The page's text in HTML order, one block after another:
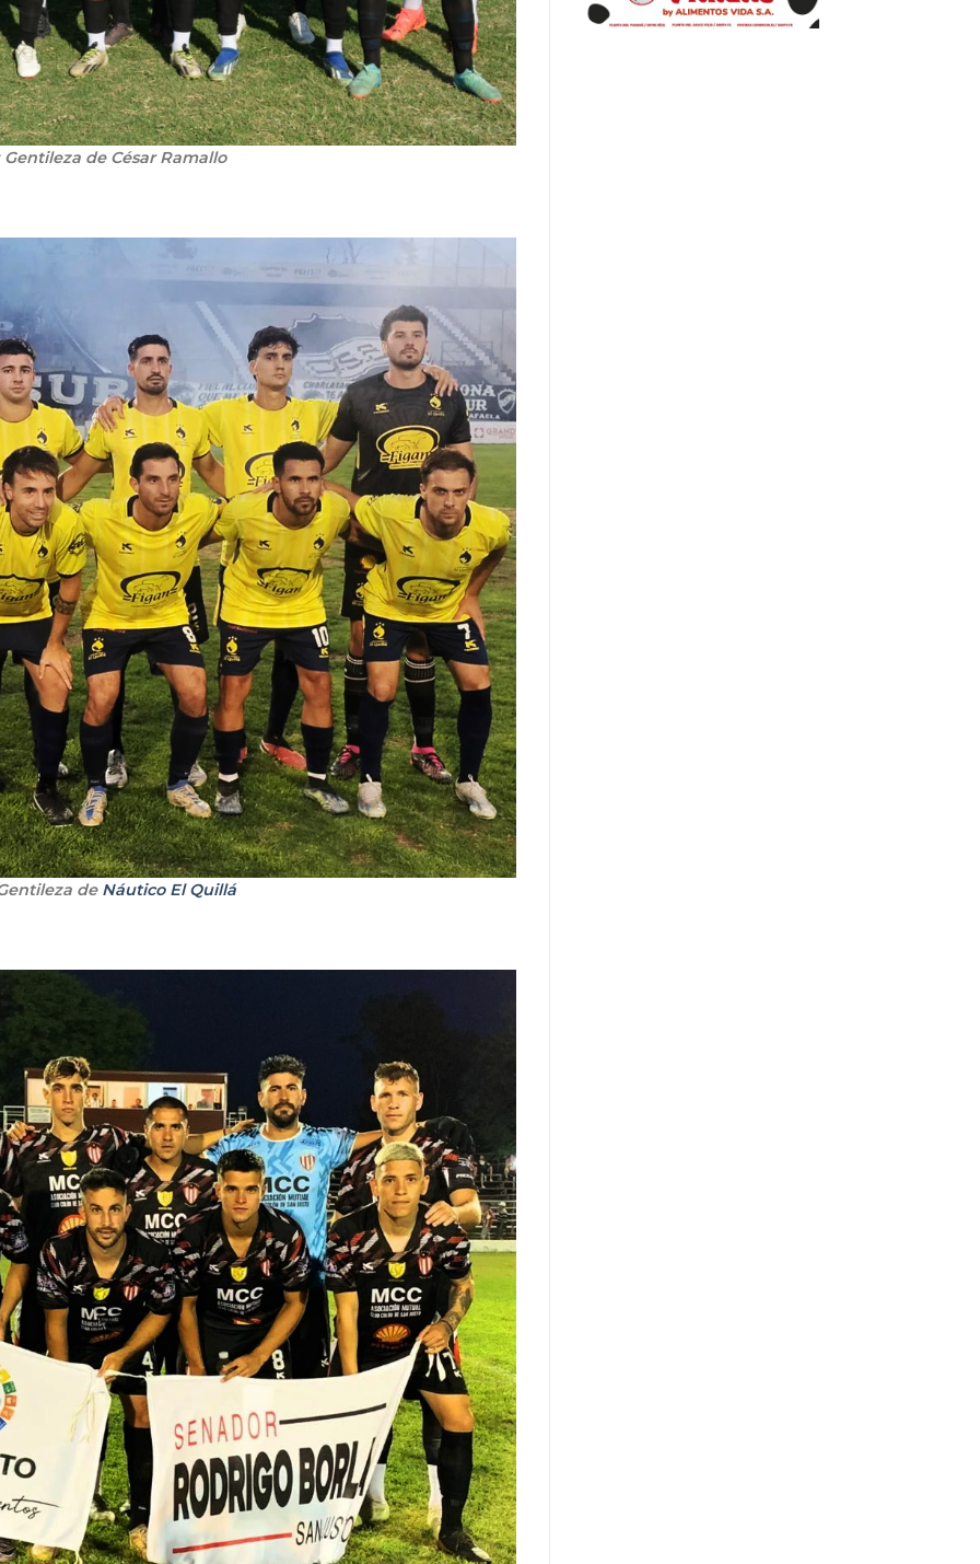
Gentileza de César Ramallo
de Náutico El Quillá